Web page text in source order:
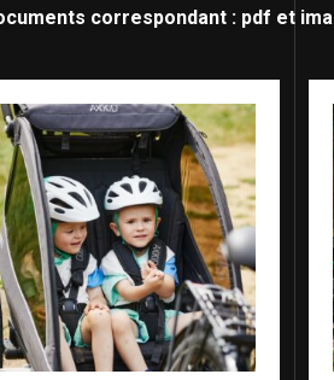
correspondant : pdf et